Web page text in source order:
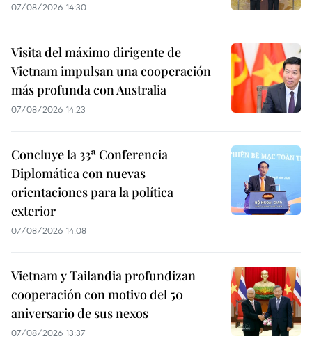
07/08/2026 14:30
Visita del máximo dirigente de
Vietnam impulsan una cooperación
más profunda con Australia
07/08/2026 14:23
Concluye la 33ª Conferencia
Diplomática con nuevas
orientaciones para la política
exterior
07/08/2026 14:08
Vietnam y Tailandia profundizan
cooperación con motivo del 50
aniversario de sus nexos
07/08/2026 13:37